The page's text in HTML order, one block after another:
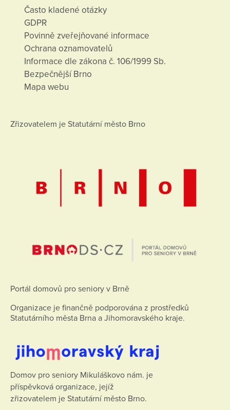
Často kladené otázky
GDPR
Povinně zveřejňované informace
Ochrana oznamovatelů
Informace dle zákona č. 106/1999 Sb.
Bezpečnější Brno
Mapa webu
Zřizovatelem je Statutární město Brno
Portál domovů pro seniory v Brně
Organizace je finančně podporována z prostředků
Statutárního města Brna a Jihomoravského kraje.
Domov pro seniory Mikuláškovo nám. je
příspěvková organizace, jejíž
zřizovatelem je Statutární město Brno.